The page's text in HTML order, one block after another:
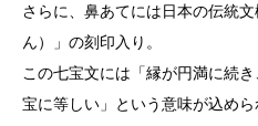
さらに、鼻あてには日本の伝統
ん）」の刻印入り。
この七宝文には「縁が円満に続
宝に等しい」という意味が込めら